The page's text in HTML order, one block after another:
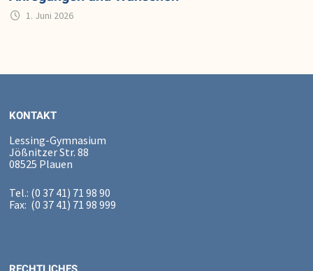
1. Juni 2026
KONTAKT
Lessing-Gymnasium
Jößnitzer Str. 88
08525 Plauen
Tel.: (0 37 41) 71 98 90
Fax: (0 37 41) 71 98 999